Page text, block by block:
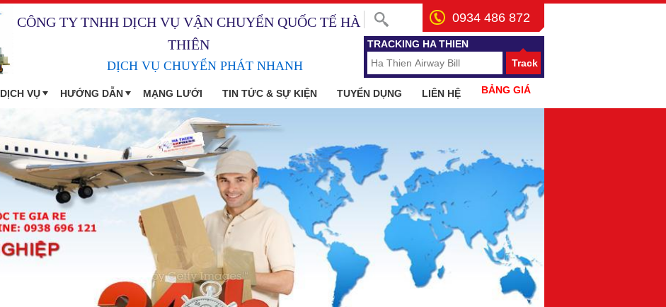
CÔNG TY TNHH DỊCH VỤ VẬN CHUYỂN QUỐC TẾ HÀ
THIÊN
DỊCH VỤ CHUYỂN PHÁT NHANH
0934 486 872
TRACKING HA THIEN
Track
DỊCH VỤ HƯỚNG DẪN MẠNG LƯỚI TIN TỨC & SỰ KIỆN TUYỂN DỤNG LIÊN HỆ BẢNG GIÁ